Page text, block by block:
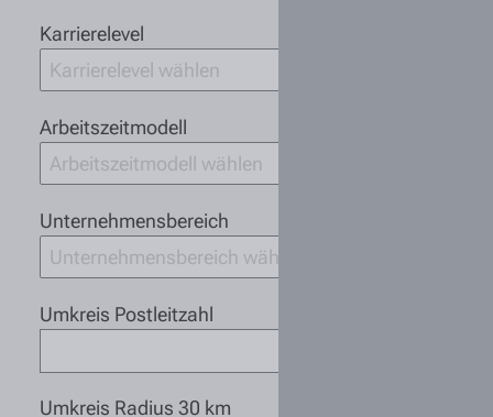
Karrierelevel
Karrierelevel wählen
Arbeitszeitmodell
Arbeitszeitmodell wählen
Unternehmensbereich
Unternehmensbereich wählen
Umkreis Postleitzahl
Umkreis Radius 30 km